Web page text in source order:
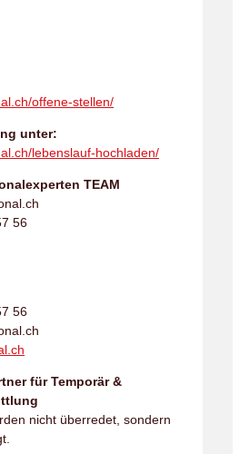
offene-stellen/
unter:
lebenslauf-hochladen/
TEAM
56
56
für Temporär &
nicht überredet, sondern